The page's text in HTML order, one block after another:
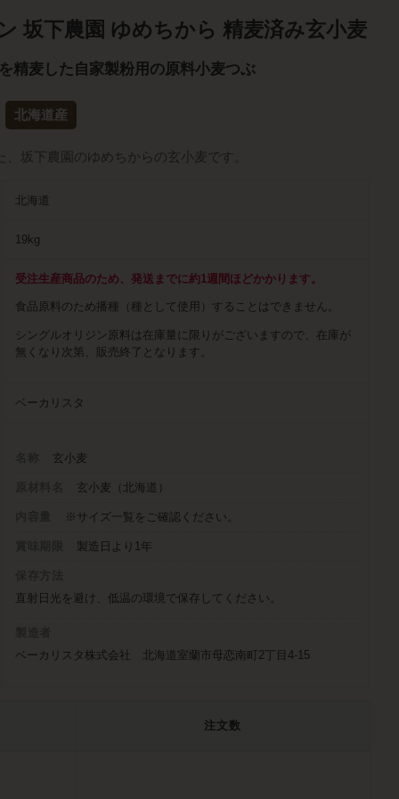
坂下農園 ゆめちから 精麦済み玄小麦
精麦した自家製粉用の原料小麦つぶ
北海道産
坂下農園のゆめちからの玄小麦です。
北海道
19kg
受注生産商品のため、発送までに約1週間ほどかかります。
食品原料のため播種（種として使用）することはできません。
シングルオリジン原料は在庫量に限りがございますので、在庫が
無くなり次第、販売終了となります。
ベーカリスタ
玄小麦
玄小麦（北海道）
※サイズ一覧をご確認ください。
製造日より1年
直射日光を避け、低温の環境で保存してください。
ベーカリスタ株式会社 北海道室蘭市母恋南町2丁目4-15
注文数